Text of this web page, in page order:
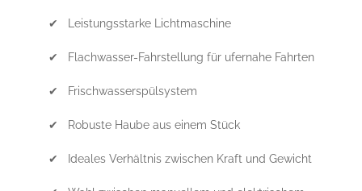
✔ Leistungsstarke Lichtmaschine
✔ Flachwasser-Fahrstellung für ufernahe Fahrten
✔ Frischwasserspülsystem
✔ Robuste Haube aus einem Stück
✔ Ideales Verhältnis zwischen Kraft und Gewicht